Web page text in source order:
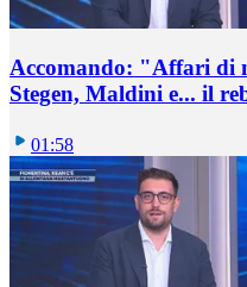
Accomando: "Affari di
Stegen, Maldini e... il
01:58